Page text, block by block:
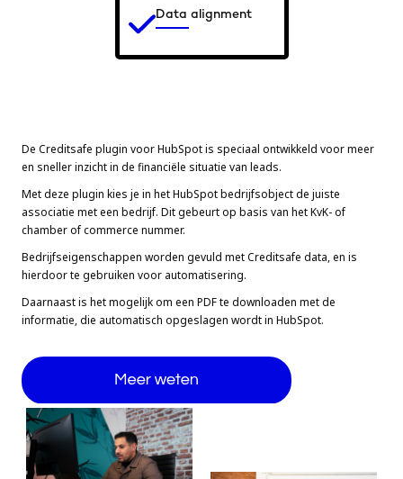
Data alignment
De Creditsafe plugin voor HubSpot is speciaal ontwikkeld voor meer
en sneller inzicht in de financiële situatie van leads.
Met deze plugin kies je in het HubSpot bedrijfsobject de juiste
associatie met een bedrijf. Dit gebeurt op basis van het KvK- of
chamber of commerce nummer.
Bedrijfseigenschappen worden gevuld met Creditsafe data, en is
hierdoor te gebruiken voor automatisering.
Daarnaast is het mogelijk om een PDF te downloaden met de
informatie, die automatisch opgeslagen wordt in HubSpot.